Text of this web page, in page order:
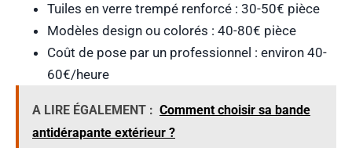
Tuiles en verre trempé renforcé : 30-50€ pièce
Modèles design ou colorés : 40-80€ pièce
Coût de pose par un professionnel : environ 40-
60€/heure
A LIRE ÉGALEMENT : Comment choisir sa bande
antidérapante extérieur ?